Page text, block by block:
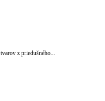
z priedušného...